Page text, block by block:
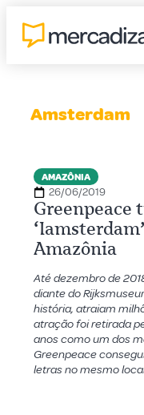
Amsterdam
AMAZÔNIA
26/06/2019
Greenpeace
Amazônia
Até dezembro de
diante do
história, atraiam
atração foi retirada
anos como um dos
Greenpeace
letras no mesmo